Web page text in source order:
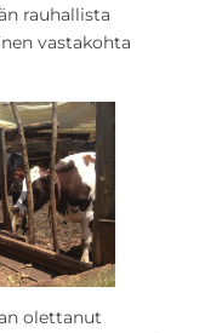
rauhallista
vastakohta
olettanut